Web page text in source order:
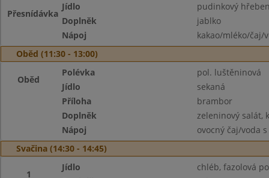
Přesnídávka
Jídlo
pudinkový
Doplněk
jablko
Nápoj
kakao/mléko/čaj/
Oběd (11:30 - 13:00)
Oběd
Polévka
pol. luštěninová
Jídlo
sekaná
Příloha
brambor
Doplněk
zeleninový salát,
Nápoj
ovocný čaj/voda
Svačina (14:30 - 14:45)
1
Jídlo
chléb, fazolová